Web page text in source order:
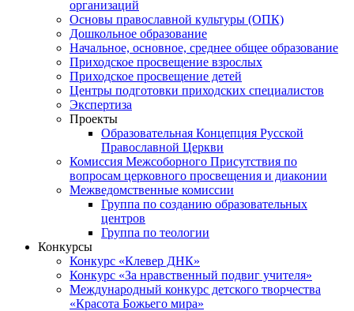
организаций
Основы православной культуры (ОПК)
Дошкольное образование
Начальное, основное, среднее общее образование
Приходское просвещение взрослых
Приходское просвещение детей
Центры подготовки приходских специалистов
Экспертиза
Проекты
Образовательная Концепция Русской
Православной Церкви
Комиссия Межсоборного Присутствия по
вопросам церковного просвещения и диаконии
Межведомственные комиссии
Группа по созданию образовательных
центров
Группа по теологии
Конкурсы
Конкурс «Клевер ДНК»
Конкурс «За нравственный подвиг учителя»
Международный конкурс детского творчества
«Красота Божьего мира»